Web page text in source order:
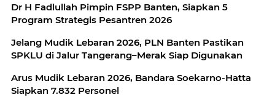
Dr H Fadlullah Pimpin FSPP Banten, Siapkan 5
Program Strategis Pesantren 2026
Jelang Mudik Lebaran 2026, PLN Banten Pastikan
SPKLU di Jalur Tangerang–Merak Siap Digunakan
Arus Mudik Lebaran 2026, Bandara Soekarno-Hatta
Siapkan 7.832 Personel